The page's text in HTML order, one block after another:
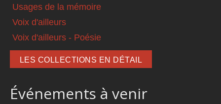
Usages de la mémoire
Voix d'ailleurs
Voix d'ailleurs - Poésie
LES COLLECTIONS EN DÉTAIL
Événements à venir